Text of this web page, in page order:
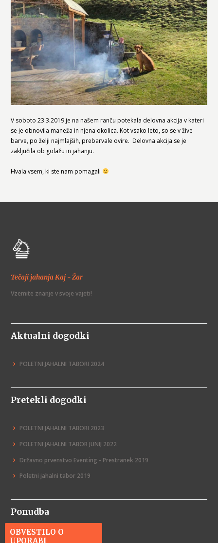
V soboto 23.3.2019 je na našem ranču potekala delovna akcija v kateri
se je obnovila maneža in njena okolica. Kot vsako leto, so se v žive
barve, po želji najmlajših, prebarvale ovire. Delovna akcija se je
zaključila ob golažu in jahanju.
Hvala vsem, ki ste nam pomagali
Tečaji jahanja Kaj - Žar
Vzemite znanje v svoje vajeti!
Aktualni dogodki
POLETNI JAHALNI TABORI 2024
Pretekli dogodki
POLETNI JAHALNI TABORI 2023
POLETNI JAHALNI TABOR JUNIJ 2022
Državno prvenstvo Eventing - Prestranek 2019
Poletni jahalni tabor 2019
Ponudba
Jahanje
OBVESTILO O
UPORABI